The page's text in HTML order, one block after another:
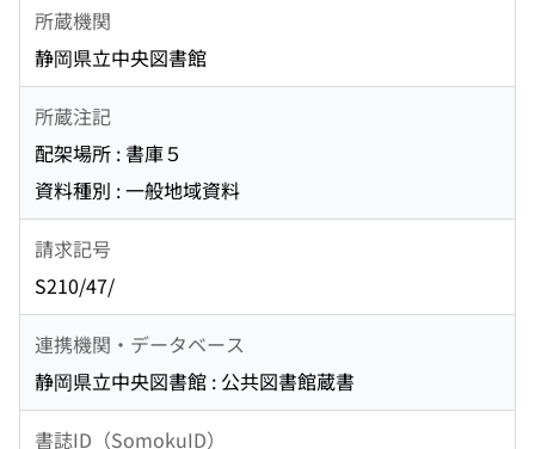
所蔵機関
静岡県立中央図書館
所蔵注記
配架場所 : 書庫５
資料種別 : 一般地域資料
請求記号
S210/47/
連携機関・データベース
静岡県立中央図書館 : 公共図書館蔵書
書誌ID（SomokuID）